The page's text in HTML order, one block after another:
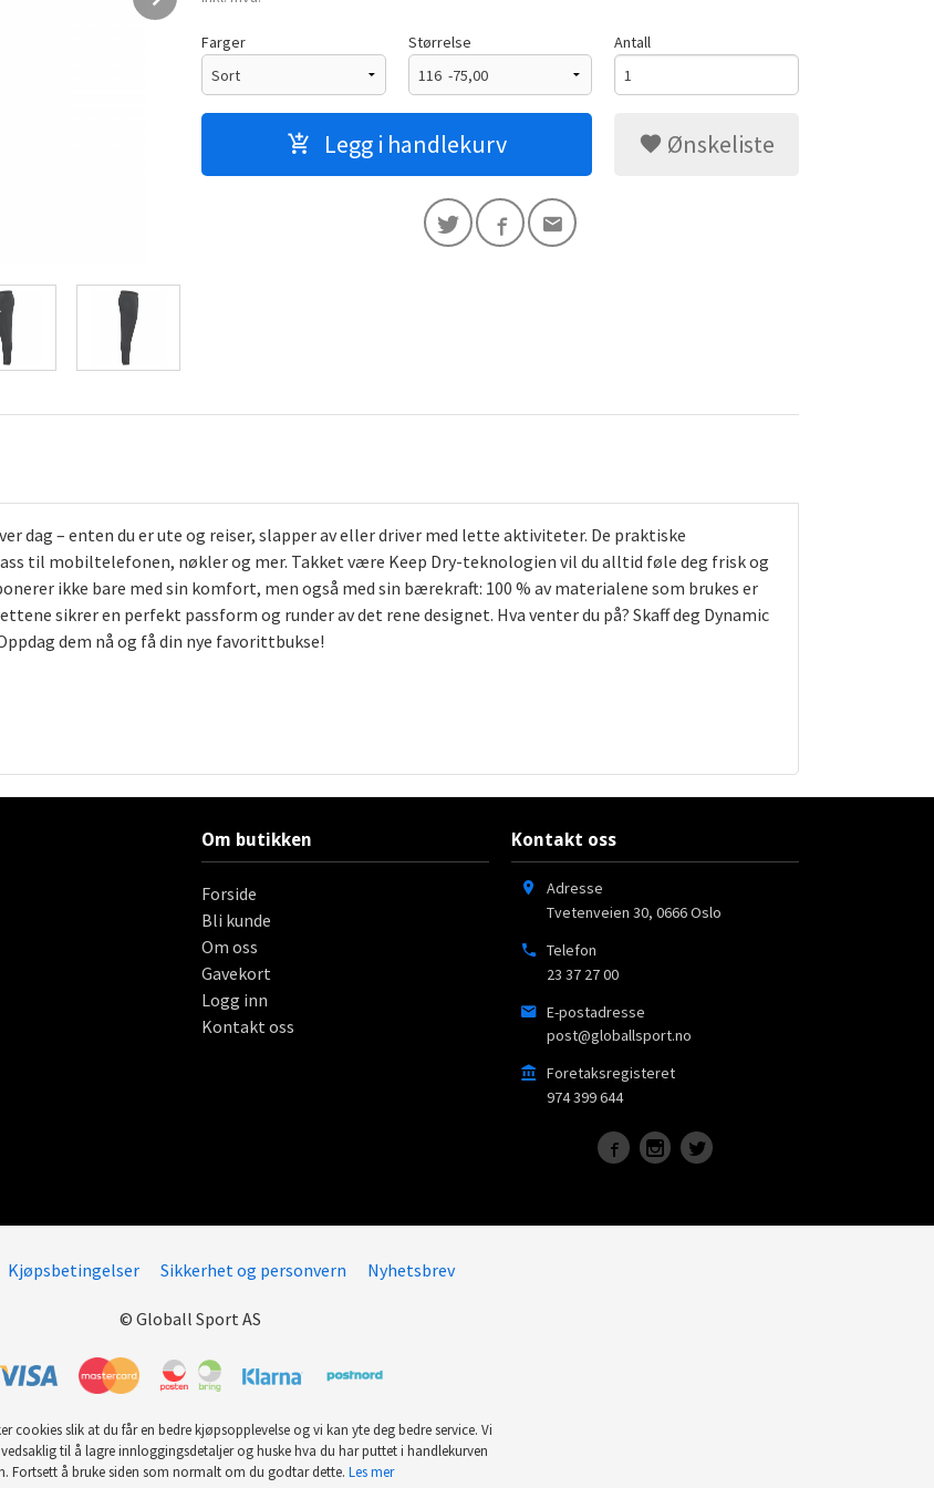
Farger Størrelse Antall
Legg i handlekurv Ønskeliste
dag – enten du er ute og reiser, slapper av eller driver med lette aktiviteter. De praktiske
til mobiltelefonen, nøkler og mer. Takket være Keep Dry-teknologien vil du alltid føle deg frisk og
ikke bare med sin komfort, men også med sin bærekraft: 100 % av materialene som brukes er
sikrer en perfekt passform og runder av det rene designet. Hva venter du på? Skaff deg Dynamic
dem nå og få din nye favorittbukse!
Om butikken
Forside
Bli kunde
Om oss
Gavekort
Logg inn
Kontakt oss
Kontakt oss
Adresse
Tvetenveien 30, 0666Oslo
Telefon
23 37 27 00
E-postadresse
post@globallsport.no
Foretaksregisteret
974 399 644
Kjøpsbetingelser Sikkerhet og personvern Nyhetsbrev
© Globall Sport AS
cookies slik at du får en bedre kjøpsopplevelse og vi kan yte deg bedre service. Vi
til å lagre innloggingsdetaljer og huske hva du har puttet i handlekurven
Fortsett å bruke siden som normalt om du godtar dette. Les mer